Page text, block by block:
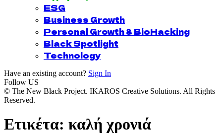
ESG
Business Growth
Personal Growth & BioHacking
Black Spotlight
Technology
Have an existing account? Sign In
Follow US
© The New Black Project. IKAROS Creative Solutions. All Rights
Reserved.
Ετικέτα: καλή χρονιά